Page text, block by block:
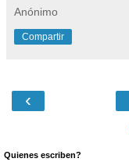
Anónimo
Compartir
‹
Quienes escriben?